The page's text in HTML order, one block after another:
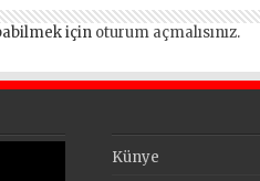
için oturum açmalısınız.
Künye